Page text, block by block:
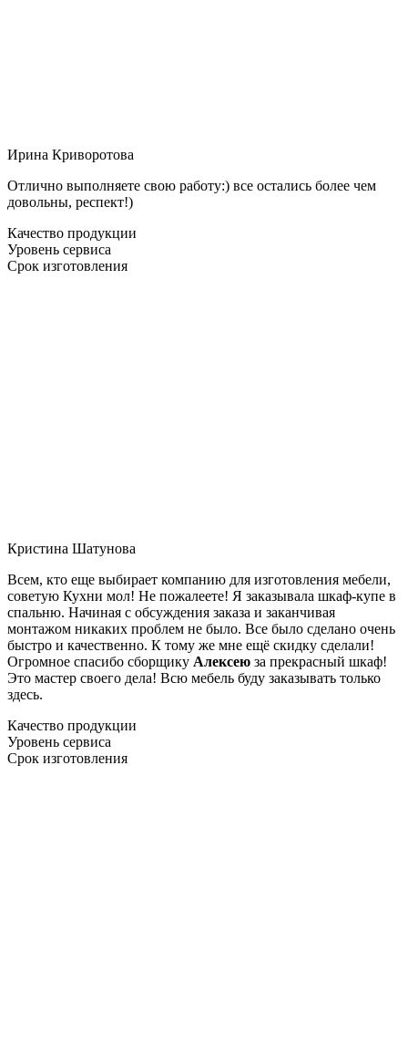
Ирина Криворотова
Отлично выполняете свою работу:) все остались более чем
довольны, респект!)
Качество продукции
Уровень сервиса
Срок изготовления
Кристина Шатунова
Всем, кто еще выбирает компанию для изготовления мебели,
советую Кухни мол! Не пожалеете! Я заказывала шкаф-купе в
спальню. Начиная с обсуждения заказа и заканчивая
монтажом никаких проблем не было. Все было сделано очень
быстро и качественно. К тому же мне ещё скидку сделали!
Огромное спасибо сборщику Алексею за прекрасный шкаф!
Это мастер своего дела! Всю мебель буду заказывать только
здесь.
Качество продукции
Уровень сервиса
Срок изготовления